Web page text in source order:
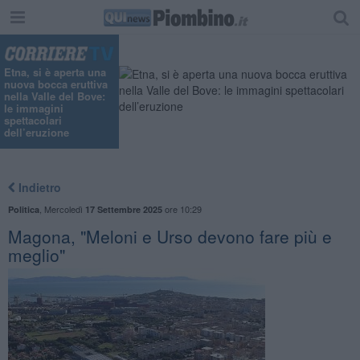
Etna, si è aperta una
nuova bocca eruttiva
nella Valle del Bove:
le immagini
spettacolari
dell’eruzione
Indietro
Politica Mercoledì 17 Settembre 2025ore 10:29
Magona, "Meloni e Urso devono fare più e
meglio"